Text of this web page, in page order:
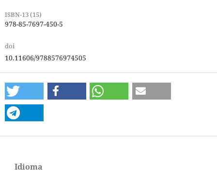
ISBN-13 (15)
978-85-7697-450-5
doi
10.11606/9788576974505
Idioma